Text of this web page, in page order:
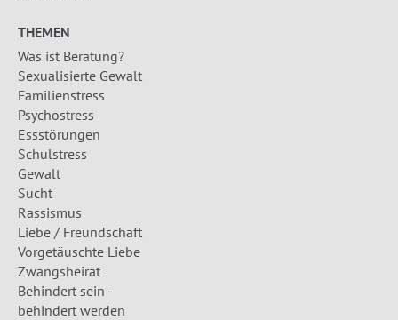
THEMEN
Was ist Beratung?
Sexualisierte Gewalt
Familienstress
Psychostress
Essstörungen
Schulstress
Gewalt
Sucht
Rassismus
Liebe / Freundschaft
Vorgetäuschte Liebe
Zwangsheirat
Behindert sein -
behindert werden